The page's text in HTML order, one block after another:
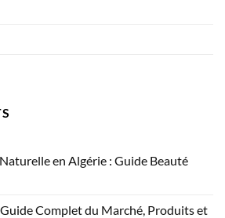
en Algérie : Guide Beauté
Complet du Marché, Produits et